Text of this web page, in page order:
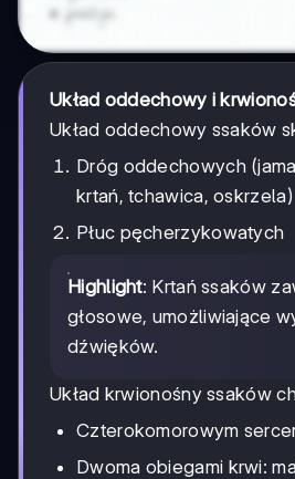
Układ oddechowy i
Układ oddechowy ssaków
Dróg oddechowych
krtań, tchawica, oskrzela)
Płuc pęcherzykowatych
Highlight: Krtań ssaków
głosowe, umożliwiające
dźwięków.
Układ krwionośny ssaków
Czterokomorowym
Dwoma obiegami krwi: